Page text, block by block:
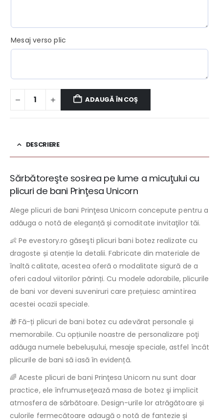
Mesaj verso plic
ADAUGĂ ÎN COȘ
DESCRIERE
Sărbătoreşte sosirea pe lume a micuţului cu
plicuri de bani Prinţesa Unicorn
Alege plicuri de bani Prinţesa Unicorn concepute pentru a
adăuga o notă de eleganță și comoditate invitaţilor tăi.
👶 Pe evestory.ro găseşti plicuri bani botez realizate cu
dragoste și atenție la detalii. Fabricate din materiale de
înaltă calitate, acestea oferă o modalitate sigură de a
oferi cadoul viitorilor părinți. Cu modele adorabile, plicurile
de bani vor deveni suveniruri care prețuiesc amintirea
acestei ocazii speciale.
🎁 Fă-ți plicuri de bani botez cu adevărat personale și
memorabile. Cu opțiunile noastre de personalizare poţi
adăuga numele bebelușului, mesaje speciale, astfel încât
plicurile de bani să iasă în evidență.
🌈 Aceste plicuri de bani Prinţesa Unicorn nu sunt doar
practice, ele înfrumuseţează masa de botez şi implicit
atmosfera de sărbătoare. Design-urile lor atrăgătoare și
culorile fermecătoare adaugă o notă de fantezie și